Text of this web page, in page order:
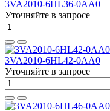
3VA2010-6HL36-0AA0
Уточняйте в запросе
3VA2010-6HL42-0AA0
Уточняйте в запросе